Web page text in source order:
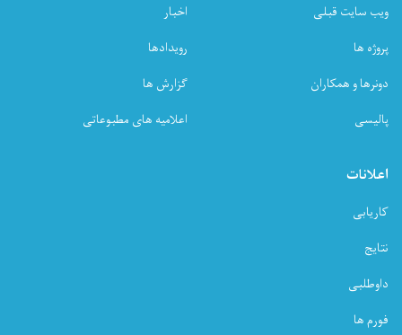
ویب سایت قبلی
پروژه ها
دونرها و همکاران
پالیسی
اخبار
رویدادها
گزارش ها
اعلامیه های مطبوعاتی
اعلانات
کاریابی
نتایج
داوطلبی
فورم ها